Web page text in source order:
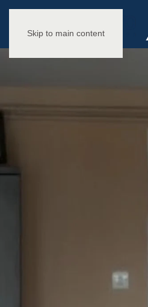
Skip to main content